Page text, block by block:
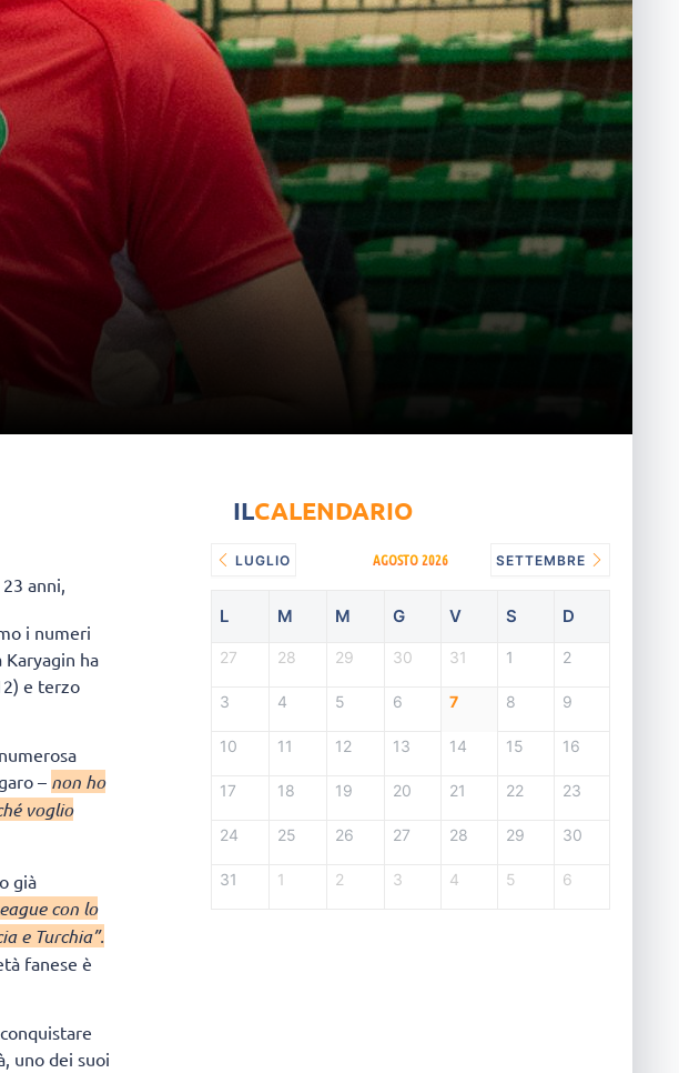
anni,
i numeri
ha
e terzo
– non ho
voglio
già
con lo
e Turchia”.
fanese è
uno dei suoi
ILCALENDARIO
LUGLIO AGOSTO 2026 SETTEMBRE
L M M G V S D
27 28 29 30 31 1 2
3 4 5 6 7 8 9
10 11 12 13 14 15 16
17 18 19 20 21 22 23
24 25 26 27 28 29 30
31 1 2 3 4 5 6